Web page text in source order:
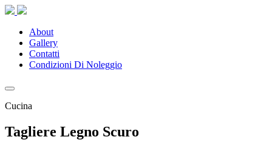
About
Gallery
Contatti
Condizioni Di Noleggio
Cucina
Tagliere Legno Scuro